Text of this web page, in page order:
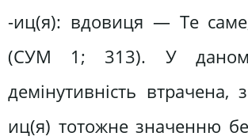
-иц(я): вдовиця — Те
(СУМ 1; 313). У
демінутивність
иц(я) тотожне значенню